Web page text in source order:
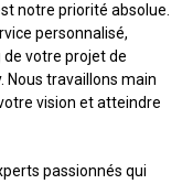
notre priorité absolue.
personnalisé,
votre projet de
Nous travaillons main
vision et atteindre
passionnés qui